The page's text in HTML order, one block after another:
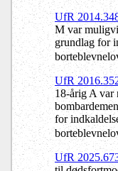
UfR
M var
grundlag for
UfR
18-årig A var
for
UfR